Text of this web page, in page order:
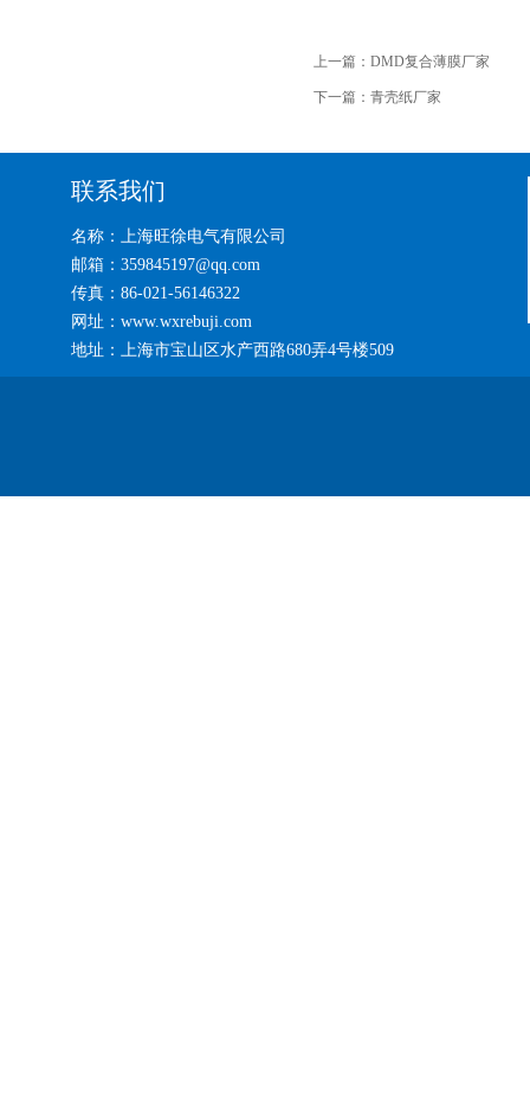
上一篇： DMD复合薄膜厂家
下一篇： 青壳纸厂家
联系我们
名称：上海旺徐电气有限公司
邮箱：359845197@qq.com
传真：86-021-56146322
网址：www.wxrebuji.com
地址：上海市宝山区水产西路680弄4号楼509